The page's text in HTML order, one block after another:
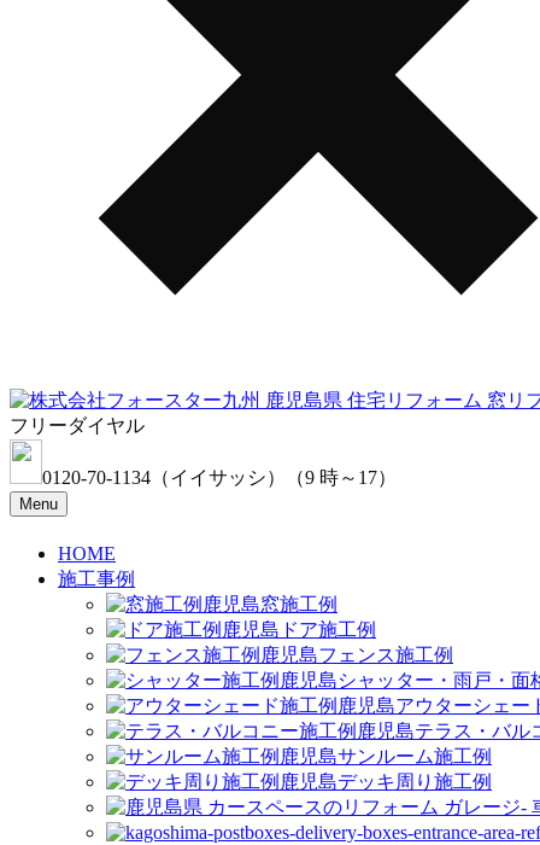
フリーダイヤル
0120-70-1134 （イイサッシ） （9 時～17）
Menu
HOME
施工事例
窓施工例
ドア施工例
フェンス施工例
シャッター・雨戸・面
アウターシェー
テラス・バル
サンルーム施工例
デッキ周り施工例